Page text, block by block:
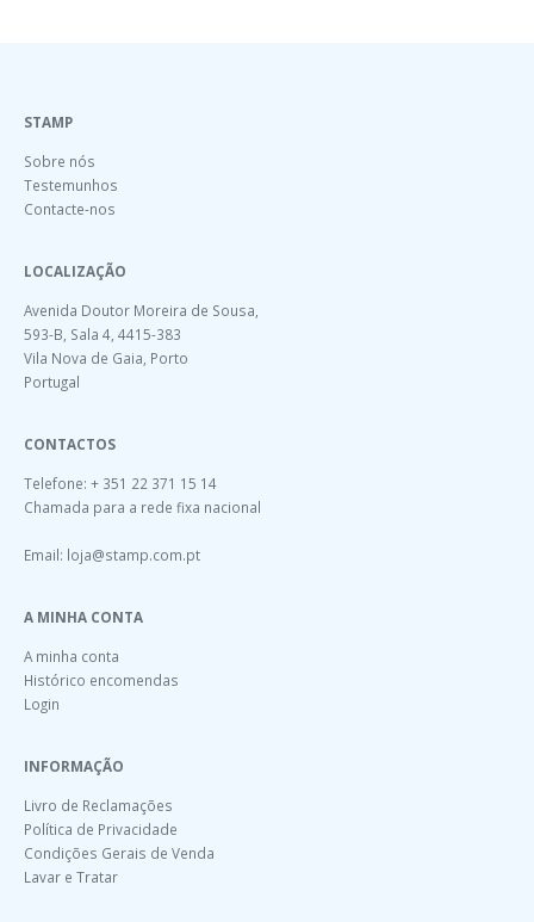
STAMP
Sobre nós
Testemunhos
Contacte-nos
LOCALIZAÇÃO
Avenida Doutor Moreira de Sousa,
593-B, Sala 4, 4415-383
Vila Nova de Gaia, Porto
Portugal
CONTACTOS
Telefone: + 351 22 371 15 14
Chamada para a rede fixa nacional
Email: loja@stamp.com.pt
A MINHA CONTA
A minha conta
Histórico encomendas
Login
INFORMAÇÃO
Livro de Reclamações
Política de Privacidade
Condições Gerais de Venda
Lavar e Tratar